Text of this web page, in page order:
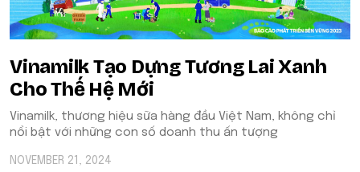
Vinamilk Tạo Dựng Tương Lai Xanh
Cho Thế Hệ Mới
Vinamilk, thương hiệu sữa hàng đầu Việt Nam, không chỉ
nổi bật với những con số doanh thu ấn tượng
NOVEMBER 21, 2024